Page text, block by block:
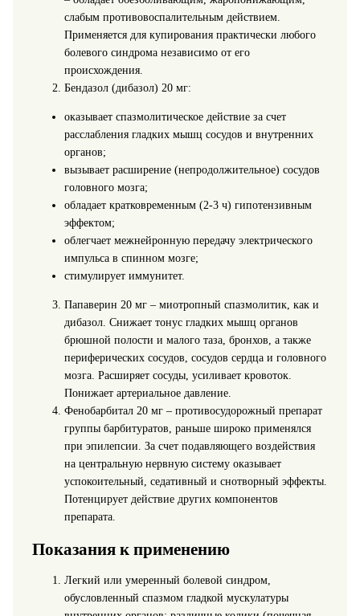
слабым противовоспалительным действием.
Применяется для купирования практически любого
болевого синдрома независимо от его
происхождения.
Бендазол (дибазол) 20 мг:
оказывает спазмолитическое действие за счет
расслабления гладких мышц сосудов и внутренних
органов;
вызывает расширение (непродолжительное) сосудов
головного мозга;
обладает кратковременным (2-3 ч) гипотензивным
эффектом;
облегчает межнейронную передачу электрического
импульса в спинном мозге;
стимулирует иммунитет.
Папаверин 20 мг – миотропный спазмолитик, как и
дибазол. Снижает тонус гладких мышц органов
брюшной полости и малого таза, бронхов, а также
периферических сосудов, сосудов сердца и головного
мозга. Расширяет сосуды, усиливает кровоток.
Понижает артериальное давление.
Фенобарбитал 20 мг – противосудорожный препарат
группы барбитуратов, раньше широко применялся
при эпилепсии. За счет подавляющего воздействия
на центральную нервную систему оказывает
успокоительный, седативный и снотворный эффекты.
Потенцирует действие других компонентов
препарата.
Показания к применению
Легкий или умеренный болевой синдром,
обусловленный спазмом гладкой мускулатуры